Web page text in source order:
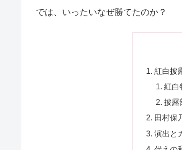
では、いったいなぜ勝てたのか？
紅白披
紅白
披露
田村保
演出と